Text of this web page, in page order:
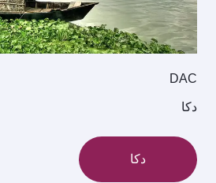
DAC
دكا
دكا